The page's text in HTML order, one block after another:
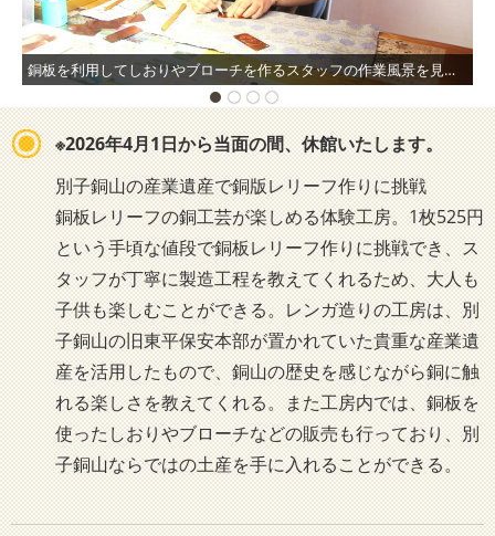
銅板を利用してしおりやブローチを作るスタッフの作業風景を見学できる。また、スタッフの指導を受けながら銅板レリーフ作りに挑戦できる。
※2026年4月1日から当面の間、休館いたします。
別子銅山の産業遺産で銅版レリーフ作りに挑戦
銅板レリーフの銅工芸が楽しめる体験工房。1枚525円
という手頃な値段で銅板レリーフ作りに挑戦でき、ス
タッフが丁寧に製造工程を教えてくれるため、大人も
子供も楽しむことができる。レンガ造りの工房は、別
子銅山の旧東平保安本部が置かれていた貴重な産業遺
産を活用したもので、銅山の歴史を感じながら銅に触
れる楽しさを教えてくれる。また工房内では、銅板を
使ったしおりやブローチなどの販売も行っており、別
子銅山ならではの土産を手に入れることができる。